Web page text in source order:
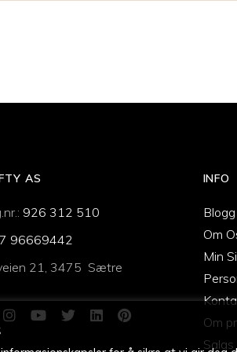
AS
926 312 510
96669442
21, 3475 Sætre
INFO
Blogg
Om
Min
Om